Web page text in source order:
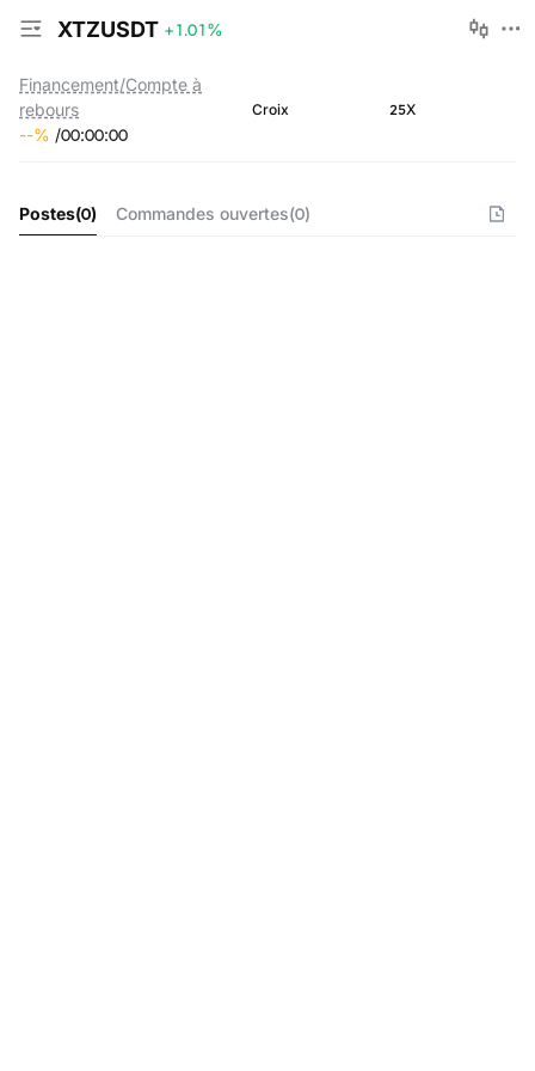
XTZUSDT +1.01%
Financement/Compte à
rebours
--% /00:00:00
Croix 25X
Postes(0) Commandes ouvertes(0)